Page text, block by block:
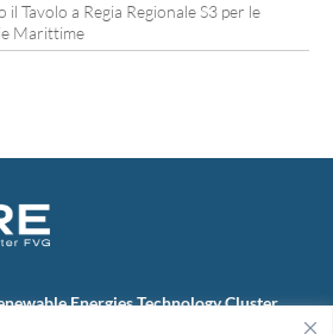
il Tavolo a Regia Regionale S3 per le
Marittime
Energies Technology Cluster